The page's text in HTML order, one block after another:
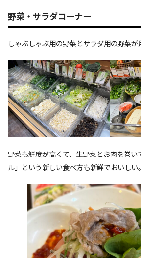
野菜・サラダコーナー
しゃぶしゃぶ用の野菜とサラダ用の野菜が
野菜も鮮度が高くて、生野菜とお肉を巻い
ル」という新しい食べ方も新鮮でおいしい。